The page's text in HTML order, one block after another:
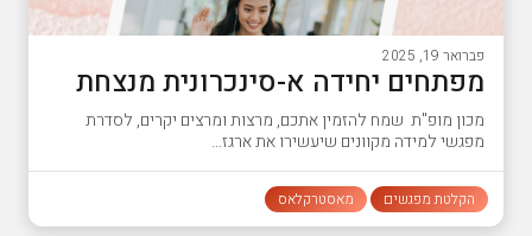
פברואר 19, 2025
מפתחים יחידה א-סינכרונית מנצחת
מכון מופ"ת שמח להזמין אתכם, מרצות ומרצים יקרים, לסדרת
מפגשי למידה מקוונים שיעשירו את ארגז…
הקלטת מפגשים מאסטרקלאס